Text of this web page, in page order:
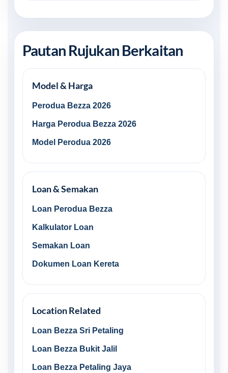
Pautan Rujukan Berkaitan
Model & Harga
Perodua Bezza 2026
Harga Perodua Bezza 2026
Model Perodua 2026
Loan & Semakan
Loan Perodua Bezza
Kalkulator Loan
Semakan Loan
Dokumen Loan Kereta
Location Related
Loan Bezza Sri Petaling
Loan Bezza Bukit Jalil
Loan Bezza Petaling Jaya